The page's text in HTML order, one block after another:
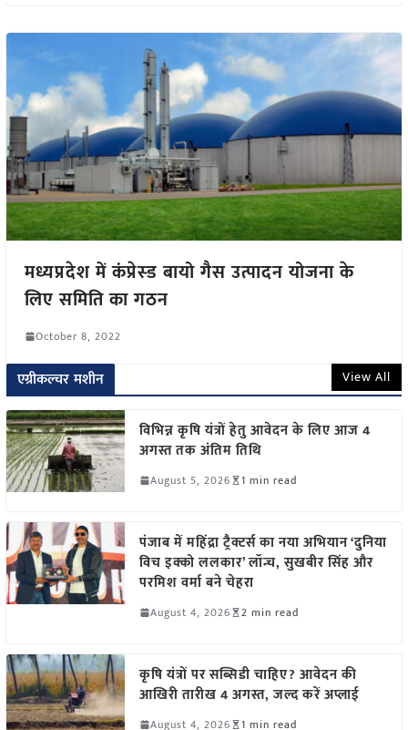
मध्यप्रदेश में कंप्रेस्ड बायो गैस उत्पादन योजना के
लिए समिति का गठन
October 8, 2022
एग्रीकल्चर मशीन View All
विभिन्न कृषि यंत्रों हेतु आवेदन के लिए आज 4
अगस्त तक अंतिम तिथि
August 5, 2026 1 min read
पंजाब में महिंद्रा ट्रैक्टर्स का नया अभियान ‘दुनिया
विच इक्को ललकार’ लॉन्च, सुखबीर सिंह और
परमिश वर्मा बने चेहरा
August 4, 2026 2 min read
कृषि यंत्रों पर सब्सिडी चाहिए? आवेदन की
आखिरी तारीख 4 अगस्त, जल्द करें अप्लाई
August 4, 2026 1 min read